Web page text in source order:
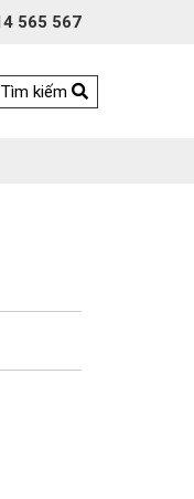
565 567
Tìm kiếm